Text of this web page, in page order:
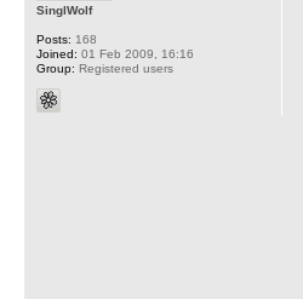
SinglWolf
Posts: 168
Joined: 01 Feb 2009, 16:16
Group: Registered users